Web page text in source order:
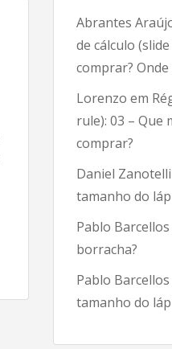
Abrantes
de cálculo
comprar?
Lorenzo em
rule): 03 – Que
comprar?
Daniel Zanotelli
tamanho do
Pablo Barcellos
borracha?
Pablo Barcellos
tamanho do